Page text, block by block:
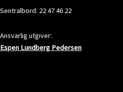
Sentralbord: 22 47 46 22
Ansvarlig utgiver:
Espen Lundberg Pedersen